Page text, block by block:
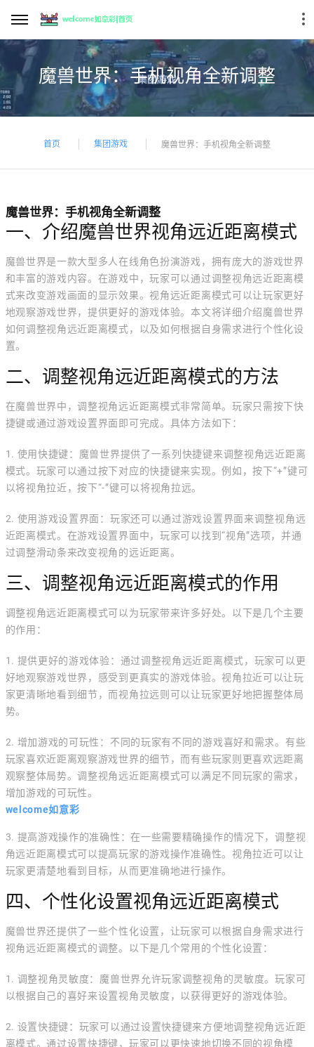
魔兽世界：手机视角全新调整
首页 集团游戏 魔兽世界：手机视角全新调整
魔兽世界：手机视角全新调整
一、介绍魔兽世界视角远近距离模式
魔兽世界是一款大型多人在线角色扮演游戏，拥有庞大的游戏世界
和丰富的游戏内容。在游戏中，玩家可以通过调整视角远近距离模
式来改变游戏画面的显示效果。视角远近距离模式可以让玩家更好
地观察游戏世界，提供更好的游戏体验。本文将详细介绍魔兽世界
如何调整视角远近距离模式，以及如何根据自身需求进行个性化设
置。
二、调整视角远近距离模式的方法
在魔兽世界中，调整视角远近距离模式非常简单。玩家只需按下快
捷键或通过游戏设置界面即可完成。具体方法如下：
1. 使用快捷键：魔兽世界提供了一系列快捷键来调整视角远近距离
模式。玩家可以通过按下对应的快捷键来实现。例如，按下“+”键可
以将视角拉近，按下“-”键可以将视角拉远。
2. 使用游戏设置界面：玩家还可以通过游戏设置界面来调整视角远
近距离模式。在游戏设置界面中，玩家可以找到“视角”选项，并通
过调整滑动条来改变视角的远近距离。
三、调整视角远近距离模式的作用
调整视角远近距离模式可以为玩家带来许多好处。以下是几个主要
的作用：
1. 提供更好的游戏体验：通过调整视角远近距离模式，玩家可以更
好地观察游戏世界，感受到更真实的游戏体验。视角拉近可以让玩
家更清晰地看到细节，而视角拉远则可以让玩家更好地把握整体局
势。
2. 增加游戏的可玩性：不同的玩家有不同的游戏喜好和需求。有些
玩家喜欢近距离观察游戏世界的细节，而有些玩家则更喜欢远距离
观察整体局势。调整视角远近距离模式可以满足不同玩家的需求，
增加游戏的可玩性。
welcome如意彩
3. 提高游戏操作的准确性：在一些需要精确操作的情况下，调整视
角远近距离模式可以提高玩家的游戏操作准确性。视角拉近可以让
玩家更清楚地看到目标，从而更准确地进行操作。
四、个性化设置视角远近距离模式
魔兽世界还提供了一些个性化设置，让玩家可以根据自身需求进行
视角远近距离模式的调整。以下是几个常用的个性化设置：
1. 调整视角灵敏度：魔兽世界允许玩家调整视角的灵敏度。玩家可
以根据自己的喜好来设置视角灵敏度，以获得更好的游戏体验。
2. 设置快捷键：玩家可以通过设置快捷键来方便地调整视角远近距
离模式。通过设置快捷键，玩家可以更快速地切换不同的视角模